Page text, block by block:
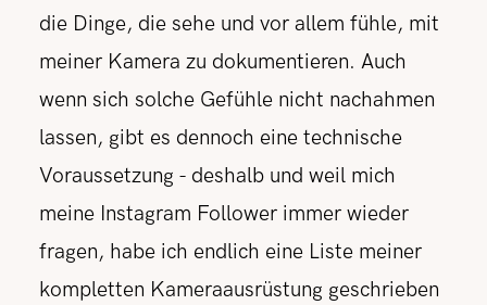
die Dinge, die sehe und vor allem fühle, mit
meiner Kamera zu dokumentieren. Auch
wenn sich solche Gefühle nicht nachahmen
lassen, gibt es dennoch eine technische
Voraussetzung - deshalb und weil mich
meine Instagram Follower immer wieder
fragen, habe ich endlich eine Liste meiner
kompletten Kameraausrüstung geschrieben